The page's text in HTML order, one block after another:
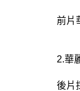
前片
2.華
後片